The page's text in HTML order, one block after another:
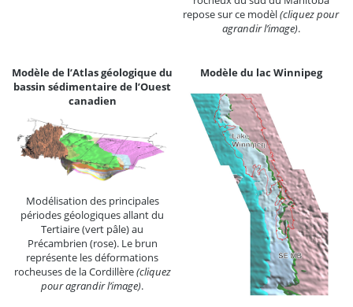
repose sur ce modèl(cliquez pour
agrandir l’image).
Modèle de l’Atlas géologique du
bassin sédimentaire de l’Ouest
canadien
Modélisation des principales
périodes géologiques allant du
Tertiaire (vert pâle) au
Précambrien (rose). Le brun
représente les déformations
rocheuses de la Cordillère(cliquez
pour agrandir l’image).
Modèle du lac Winnipeg